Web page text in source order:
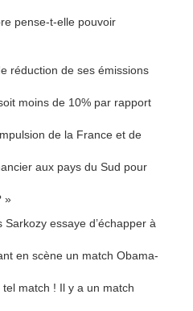
pense-t-elle pouvoir
réduction de ses émissions
moins de 10% par rapport
de la France et de
aux pays du Sud pour
»
essaye d’échapper à
en scène un match Obama-
tel match ! Il y a un match